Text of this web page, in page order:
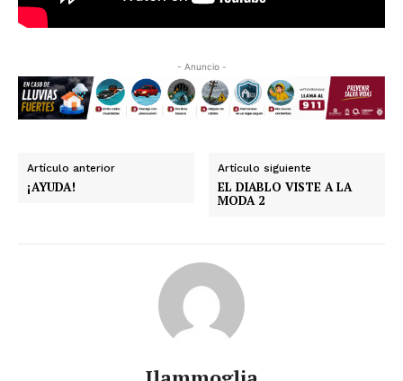
- Anuncio -
Artículo anterior
¡AYUDA!
Artículo siguiente
EL DIABLO VISTE A LA
MODA 2